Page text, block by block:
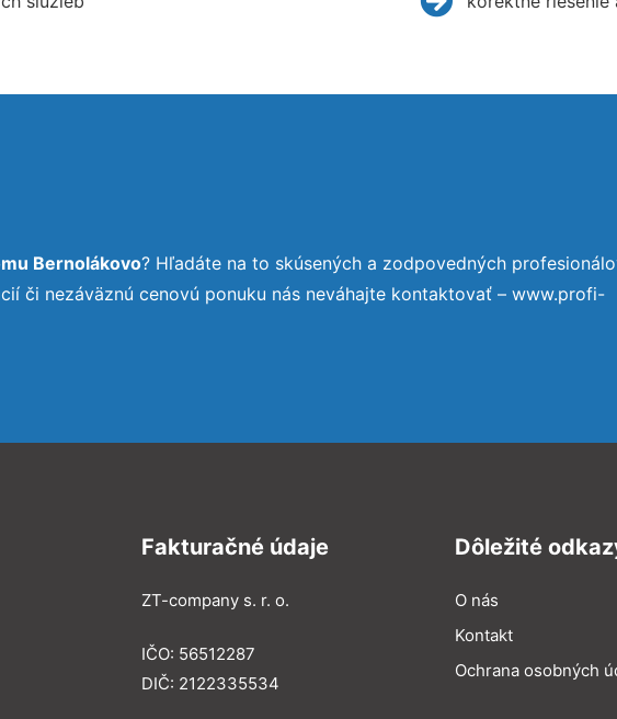
Bernolákovo? Hľadáte na to skúsených a zodpovedných
či nezáväznú cenovú ponuku nás neváhajte kontaktovať – www.profi-
Fakturačné údaje
ZT-company s. r. o.
IČO: 56512287
DIČ: 2122335534
Dôležité
O nás
Kontakt
Ochrana osobných